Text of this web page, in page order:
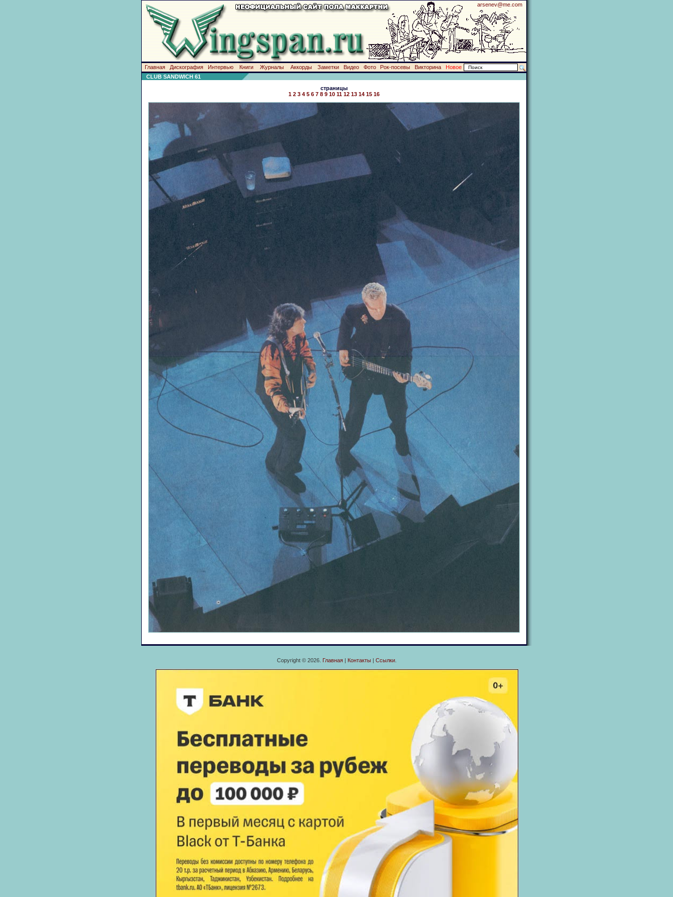
arsenev@me.com
Главная Дискография Интервью Книги Журналы Аккорды Заметки Видео Фото Рок-посевы Викторина
Новое
CLUB SANDWICH 61
страницы
1 2 3 4 5 6 7 8 9 10 11 12 13 14 15 16
Copyright © 2026. Главная| Контакты| Ссылки.